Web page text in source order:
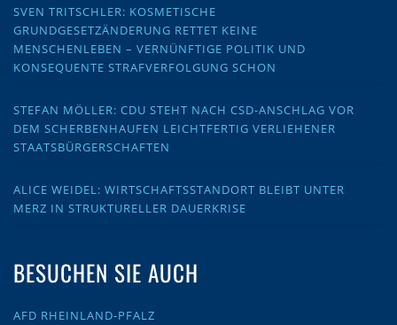
SVEN TRITSCHLER: KOSMETISCHE
GRUNDGESETZÄNDERUNG RETTET KEINE
MENSCHENLEBEN – VERNÜNFTIGE POLITIK UND
KONSEQUENTE STRAFVERFOLGUNG SCHON
STEFAN MÖLLER: CDU STEHT NACH CSD-ANSCHLAG VOR
DEM SCHERBENHAUFEN LEICHTFERTIG VERLIEHENER
STAATSBÜRGERSCHAFTEN
ALICE WEIDEL: WIRTSCHAFTSSTANDORT BLEIBT UNTER
MERZ IN STRUKTURELLER DAUERKRISE
BESUCHEN SIE AUCH
AFD RHEINLAND-PFALZ